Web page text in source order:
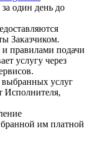
один день до
Заказчиком.
правилами подачи
услугу через
выбранных услуг
Исполнителя,
им платной